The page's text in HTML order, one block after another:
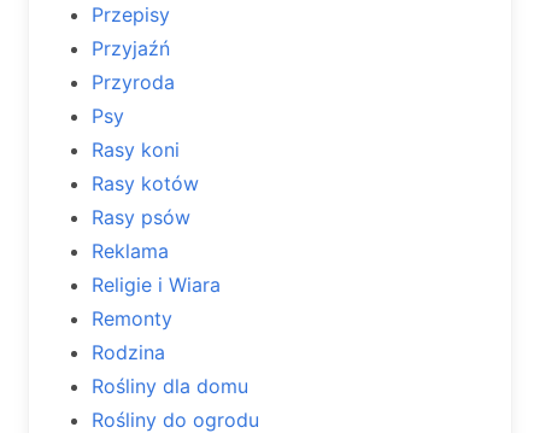
Przepisy
Przyjaźń
Przyroda
Psy
Rasy koni
Rasy kotów
Rasy psów
Reklama
Religie i Wiara
Remonty
Rodzina
Rośliny dla domu
Rośliny do ogrodu